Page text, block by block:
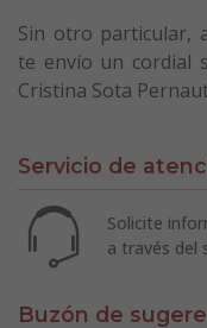
Sin otro particular,
te envío un cordial
Cristina Sota
Servicio de
Solicite
a través del
Buzón de